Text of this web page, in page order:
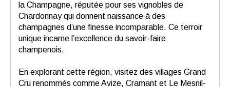
la Champagne, réputée pour ses vignobles de
Chardonnay qui donnent naissance à des
champagnes d’une finesse incomparable. Ce terroir
unique incarne l’excellence du savoir-faire
champenois.
En explorant cette région, visitez des villages Grand
Cru renommés comme Avize, Cramant et Le Mesnil-